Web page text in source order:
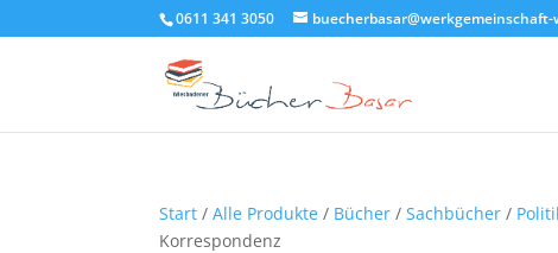
0611 341 3050 buecherbasar@werkgemeinschaft-
Start /Alle Produkte / Bücher /Sachbücher /
Korrespondenz